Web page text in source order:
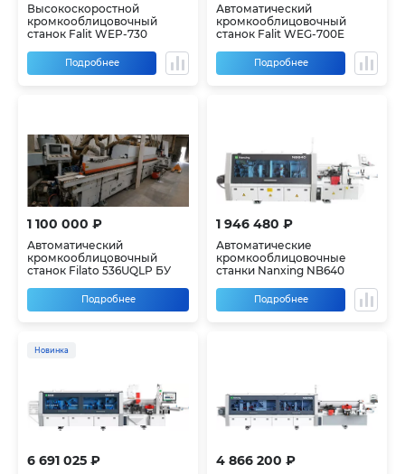
Высокоскоростной
кромкооблицовочный
станок Falit WEP-730
Подробнее
Автоматический
кромкооблицовочный
станок Falit WEG-700E
Подробнее
1 100 000 ₽
Автоматический
кромкооблицовочный
станок Filato 536UQLP БУ
Подробнее
1 946 480 ₽
Автоматические
кромкооблицовочные
станки Nanxing NB640
Подробнее
Новинка
6 691 025 ₽ 4 866 200 ₽